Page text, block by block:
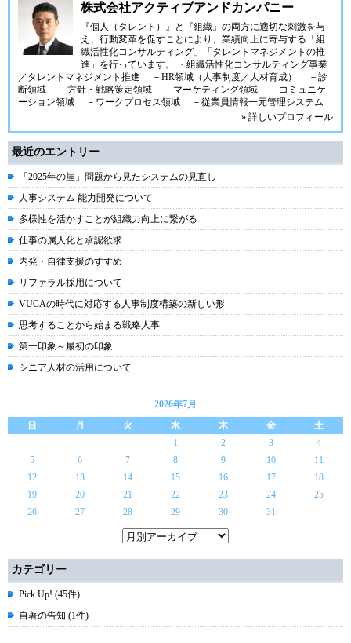
株式会社アクティブアンドカンパニー
『個人（タレント）』と『組織』の両方に適切な刺激を与
え、行動変革を促すことにより、業績向上に寄与する「組
織活性化コンサルティング」「タレントマネジメントの推
進」を行っています。 ・組織活性化コンサルティング事業
／タレントマネジメント推進 －HR領域（人事制度／人材育成） －診
断領域 －方針・戦略策定領域 －マーケティング領域 －コミュニケ
ーション領域 －ワークプロセス領域 －従業員情報一元管理システム
» 詳しいプロフィール
最近のエントリー
「2025年の崖」問題から見たシステムの見直し
人事システム 能力開発について
多様性を活かすことが組織力向上に繋がる
仕事の属人化と承認欲求
内発・自律支援のすすめ
リファラル採用について
VUCAの時代に対応する人事制度構築の新しい形
思考することから始まる戦略人事
第一印象～最初の印象
シニア人材の活用について
2026年7月
日
月 火 水 木 金
土
1
2 3
4
5
6 7 8 9 10
11
12
13 14 15 16 17
18
19
20 21 22 23 24
25
26
27 28 29 30 31
カテゴリー
Pick Up! (45件)
自著の告知 (1件)